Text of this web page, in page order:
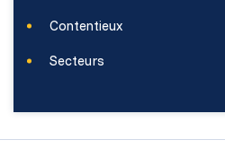
Contentieux
Secteurs